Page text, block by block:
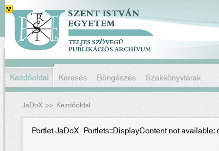
Kezdőoldal Keresés Böngészés Szakkönyvtárak
JaDoX >> Kezdőoldal
Portlet JaDoX_Portlets::DisplayContent not